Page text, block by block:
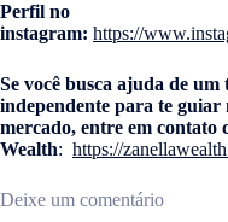
Perfil no
instagram: https://
Se você busca ajuda de
independente para te guiar
mercado, entre em contato
Wealth: https://
Deixe um comentário